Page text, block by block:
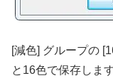
[減色] グループの
と16色で保存します